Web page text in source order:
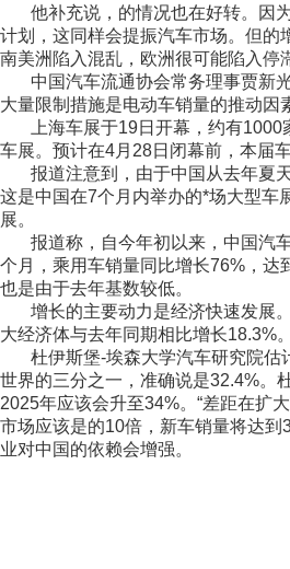
他补充说，的情况也在好转。因
计划，这同样会提振汽车市场。但的
南美洲陷入混乱，欧洲很可能陷入停
中国汽车流通协会常务理事贾新
大量限制措施是电动车销量的推动因
上海车展于19日开幕，约有
车展。预计在4月28日闭幕前，本届
报道注意到，由于中国从去年夏
这是中国在7个月内举办的*场大型车
展。
报道称，自今年初以来，中国汽
个月，乘用车销量同比增长76%，达
也是由于去年基数较低。
增长的主要动力是经济快速发展
大经济体与去年同期相比增长18.3%。
杜伊斯堡-埃森大学汽车研究院估
世界的三分之一，准确说是32.4%。
2025年应该会升至34%。“差距在扩
市场应该是的10倍，新车销量将达
业对中国的依赖会增强。